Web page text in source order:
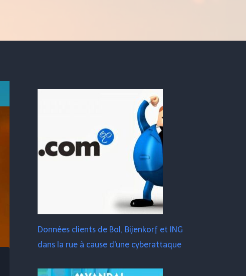
Données clients de Bol, Bijenkorf et ING
dans la rue à cause d'une cyberattaque